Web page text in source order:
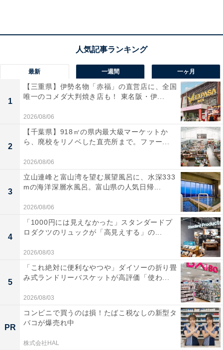
所在地：三重県鳥羽市安楽島町1075-98
スあり）／伊勢自動車道・伊勢西ICより約15分
料金
大人1名（参考価格）：1万6005円
※料金は公式Webサイト参考価格
※プラン・部屋により価格は変動します
チェックイン・チェックアウト
チェックイン：15:00
チェックアウト：10:00
※プランにより時間が異なる可能性があります
【鳥羽温泉郷の人気ホテル】「鳥羽ビューホ
テル 花真珠」が選ばれる理由
最新 一週間 一ヶ月
1
【三重県】伊勢名物「赤福」の直営店に、全国
唯一のコメダ大判焼き店も！ 東名阪・伊...
2026/08/06
2
【千葉県】918㎡の県内最大級マーケットか
ら、廃校をリノベした直売所まで。ファー...
2026/08/06
3
立山連峰と富山湾を望む展望風呂に、水深333
mの海洋深層水風呂。富山県の人気日帰...
2026/08/06
4
「1000円には見えなかった」スタンダードプ
ロダクツのリュックが「高見えする」の...
2026/08/03
5
「これ絶対に便利なやつや」ダイソーの折り畳
み式ランドリーバスケットが高評価「使わ...
2026/08/03
PR
コンビニで買うのは損！たばこ税なしの新型タ
バコが爆売れ中
株式会社HAL